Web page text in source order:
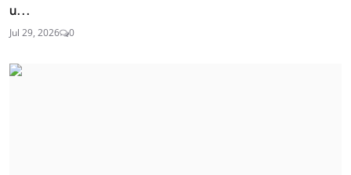
u...
Jul 29, 2026 0